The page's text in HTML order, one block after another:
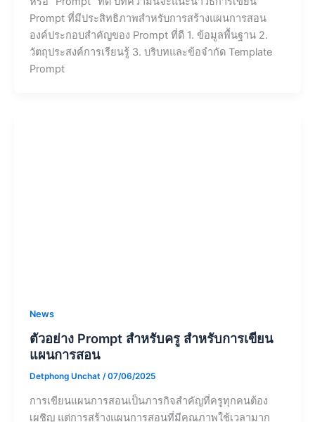
หรือการเชื่อมโยงเนื้อหากับมาตรฐานการเรียนรู้ ในยุคของ
AI ปัจจุบัน เครื่องมือฉลาดเทียม เช่น ChatGPT, Claude,
Gemini สามารถเป็นผู้ช่วยที่ดีในการสร้างแผนการสอน แต่
สิ่งสำคัญคือต้องรู้วิธี “สั่งงาน” หรือการเขียน Prompt ที่ดี
เพื่อให้ได้ผลลัพธ์ที่ตรงตามความต้องการ
ความปลอดภัยสูง